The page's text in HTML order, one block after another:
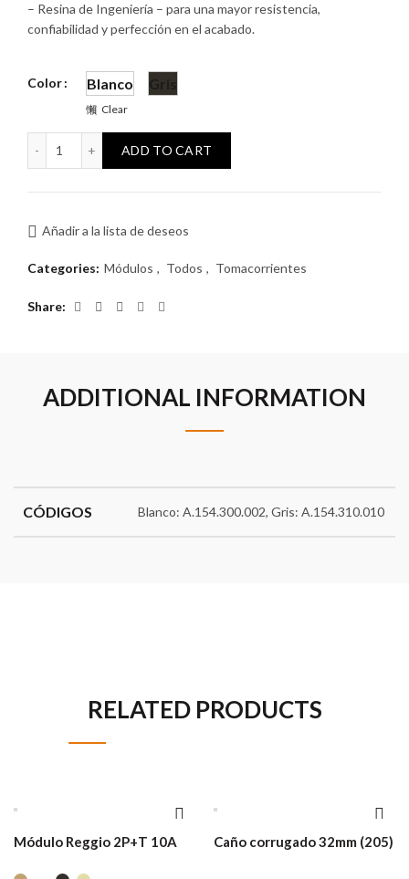
– Resina de Ingeniería – para una mayor resistencia,
confiabilidad y perfección en el acabado.
Color Blanco Gris
Clear
ADD TO CART
Añadir a la lista de deseos
Categories: Módulos , Todos , Tomacorrientes
Share
ADDITIONAL INFORMATION
CÓDIGOS Blanco: A.154.300.002, Gris: A.154.310.010
RELATED PRODUCTS
Módulo Reggio 2P+T 10A Caño corrugado 32mm (205)